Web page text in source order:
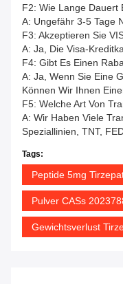
F2: Wie Lange Dauert
A: Ungefähr 3-5 Tage
F3: Akzeptieren Sie
A: Ja, Die Visa-
F4: Gibt Es Einen
A: Ja, Wenn Sie Eine
Können Wir Ihnen
F5: Welche Art Von
A: Wir Haben Viele
Speziallinien, TNT,
Tags:
Peptide 5mg
Pulver CASs
Gewichtsverlust